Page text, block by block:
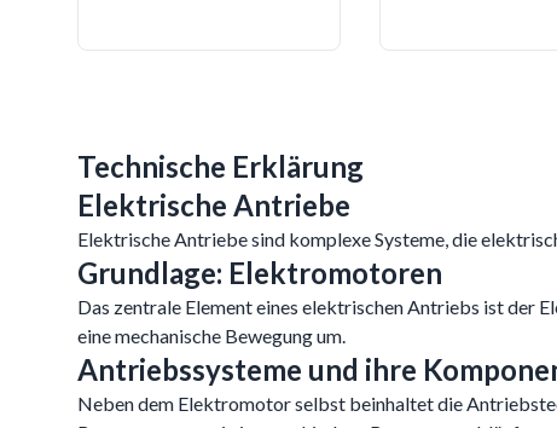
Technische Erklärung
Elektrische Antriebe
Elektrische Antriebe sind komplexe Systeme, die
Grundlage: Elektromotoren
Das zentrale Element eines elektrischen Antriebs ist der
eine mechanische Bewegung um.
Antriebssysteme und ihre
Neben dem Elektromotor selbst beinhaltet die